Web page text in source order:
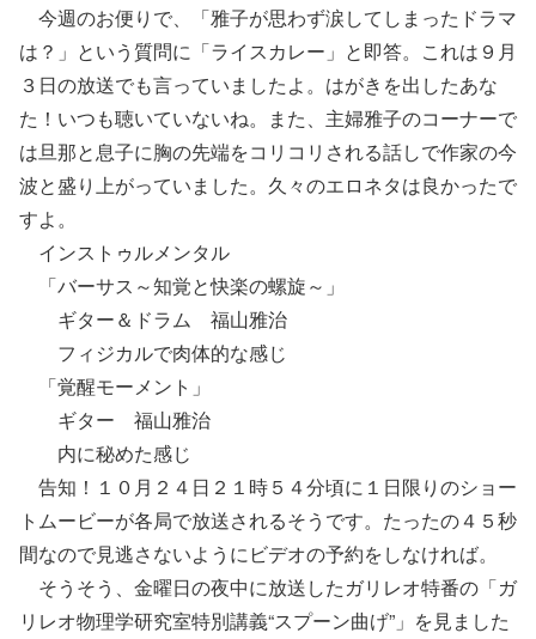
今週のお便りで、「雅子が思わず涙してしまったドラマ
は？」という質問に「ライスカレー」と即答。これは９月
３日の放送でも言っていましたよ。はがきを出したあな
た！いつも聴いていないね。また、主婦雅子のコーナーで
は旦那と息子に胸の先端をコリコリされる話しで作家の今
波と盛り上がっていました。久々のエロネタは良かったで
すよ。
インストゥルメンタル
「バーサス～知覚と快楽の螺旋～」
ギター＆ドラム 福山雅治
フィジカルで肉体的な感じ
「覚醒モーメント」
ギター 福山雅治
内に秘めた感じ
告知！１０月２４日２１時５４分頃に１日限りのショー
トムービーが各局で放送されるそうです。たったの４５秒
間なので見逃さないようにビデオの予約をしなければ。
そうそう、金曜日の夜中に放送したガリレオ特番の「ガ
リレオ物理学研究室特別講義“スプーン曲げ”」を見ました